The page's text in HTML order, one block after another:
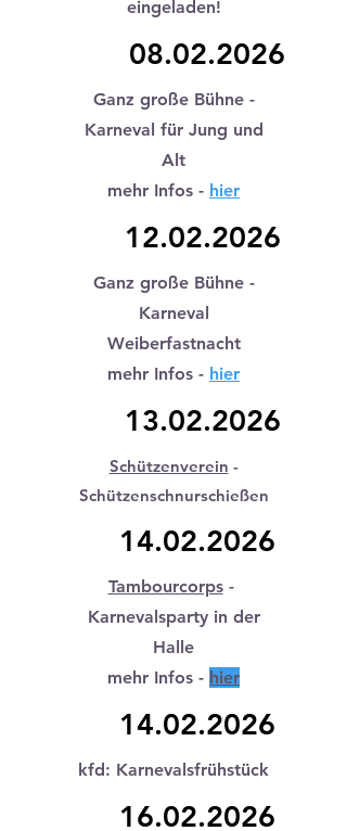
eingeladen!
08.02.2026
Ganz große Bühne -
Karneval für Jung und
Alt
mehr Infos - hier
12.02.2026
Ganz große Bühne -
Karneval
Weiberfastnacht
mehr Infos - hier
13.02.2026
Schützenverein -
Schützenschnurschießen
14.02.2026
Tambourcorps-
Karnevalsparty in der
Halle
mehr Infos - hier
14.02.2026
kfd: Karnevalsfrühstück
16.02.2026